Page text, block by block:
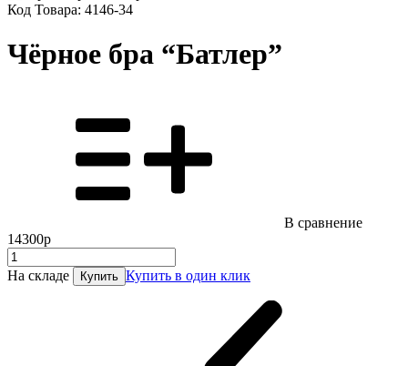
Код Товара: 4146-34
Чёрное бра “Батлер”
В сравнение
14300р
На складе Купить Купить в один клик